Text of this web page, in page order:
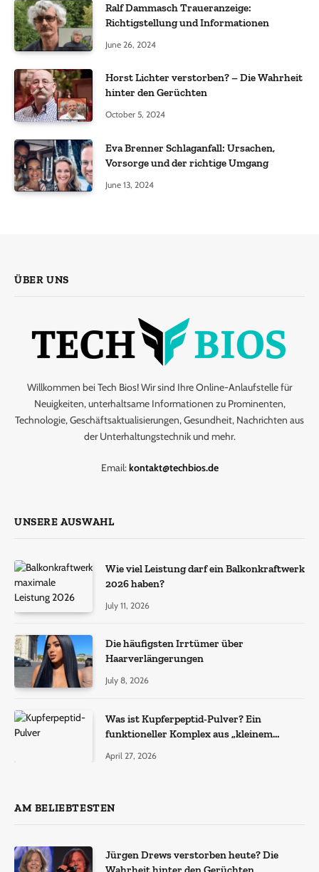
Ralf Dammasch Traueranzeige:
Richtigstellung und Informationen
June 26, 2024
Horst Lichter verstorben? – Die Wahrheit
hinter den Gerüchten
October 5, 2024
Eva Brenner Schlaganfall: Ursachen,
Vorsorge und der richtige Umgang
June 13, 2024
ÜBER UNS
Willkommen bei Tech Bios! Wir sind Ihre Online-Anlaufstelle für
Neuigkeiten, unterhaltsame Informationen zu Prominenten,
Technologie, Geschäftsaktualisierungen, Gesundheit, Nachrichten aus
der Unterhaltungstechnik und mehr.
Email:kontakt@techbios.de
UNSERE AUSWAHL
Wie viel Leistung darf ein Balkonkraftwerk
2026 haben?
July 11, 2026
Die häufigsten Irrtümer über
Haarverlängerungen
July 8, 2026
Was ist Kupferpeptid-Pulver? Ein
funktioneller Komplex aus „kleinem
April 27, 2026
AM BELIEBTESTEN
Jürgen Drews verstorben heute? Die